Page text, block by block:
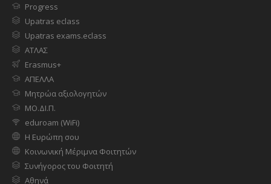
Progress
Upatras eclass
Upatras exams.eclass
ΑΤΛΑΣ
Erasmus+
ΑΠΕΛΛΑ
Μητρώα αξιολογητών
ΜΟ.ΔΙ.Π.
eduroam (WiFi)
Η Ευρώπη σου
Κοινωνική Μέριμνα Φοιτητών
Συνήγορος του Φοιτητή
Αθηνά